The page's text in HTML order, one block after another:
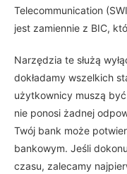
Telecommunication
jest zamiennie z BIC,
Narzędzia te służą
dokładamy wszelkich
użytkownicy muszą
nie ponosi żadnej
Twój bank może
bankowym. Jeśli
czasu, zalecamy